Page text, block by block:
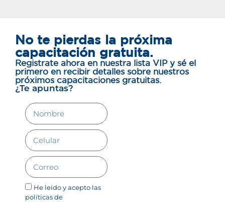
No te pierdas la próxima
capacitación gratuita.
Registrate ahora en nuestra lista VIP y sé el
primero en recibir detalles sobre nuestros
próximos capacitaciones gratuitas.
¿Te apuntas?
He leído y acepto las
políticas de